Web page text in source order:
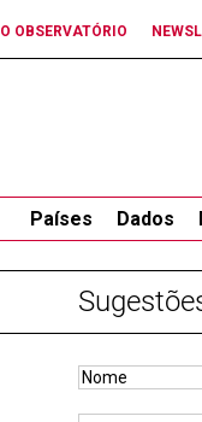
O OBSERVATÓRIO
Países Dados